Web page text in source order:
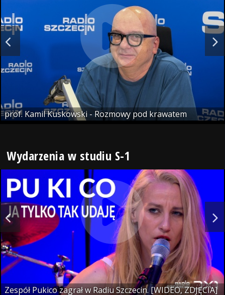
prof. Kamil Kuskowski - Rozmowy pod krawatem
Wydarzenia w studiu S-1
Zespół Pukico zagrał w Radiu Szczecin. [WIDEO, ZDJĘCIA]